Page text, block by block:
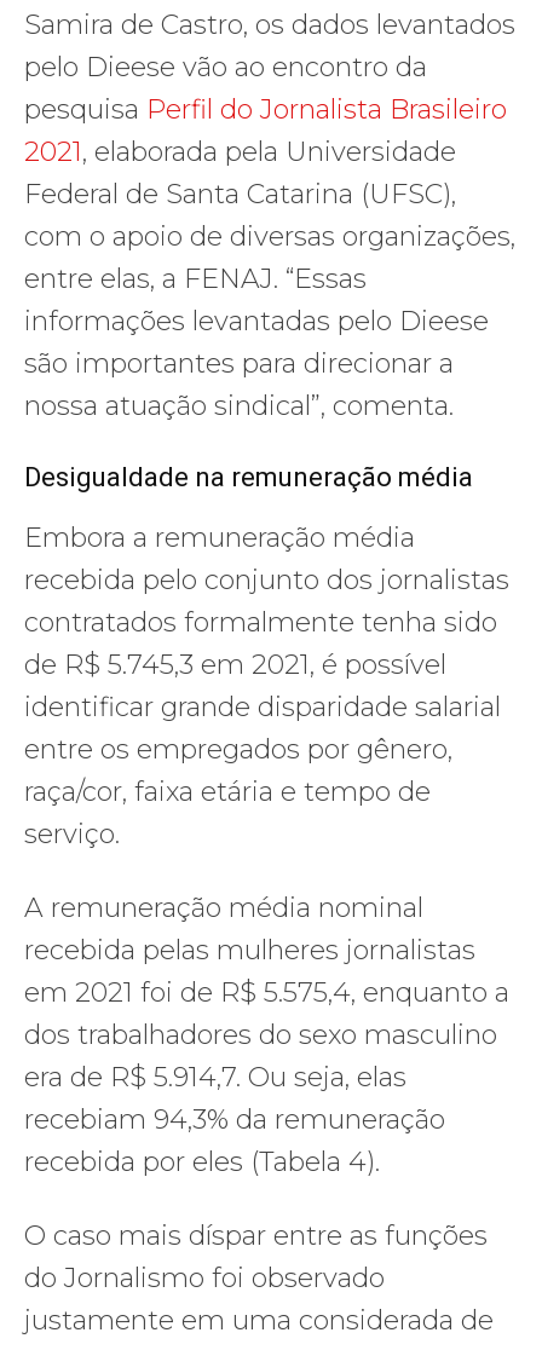
Samira de Castro, os dados levantados
pelo Dieese vão ao encontro da
pesquisa Perfil do Jornalista Brasileiro
2021, elaborada pela Universidade
Federal de Santa Catarina (UFSC),
com o apoio de diversas organizações,
entre elas, a FENAJ. “Essas
informações levantadas pelo Dieese
são importantes para direcionar a
nossa atuação sindical”, comenta.
Desigualdade na remuneração média
Embora a remuneração média
recebida pelo conjunto dos jornalistas
contratados formalmente tenha sido
de R$ 5.745,3 em 2021, é possível
identificar grande disparidade salarial
entre os empregados por gênero,
raça/cor, faixa etária e tempo de
serviço.
A remuneração média nominal
recebida pelas mulheres jornalistas
em 2021 foi de R$ 5.575,4, enquanto a
dos trabalhadores do sexo masculino
era de R$ 5.914,7. Ou seja, elas
recebiam 94,3% da remuneração
recebida por eles (Tabela 4).
O caso mais díspar entre as funções
do Jornalismo foi observado
justamente em uma considerada de